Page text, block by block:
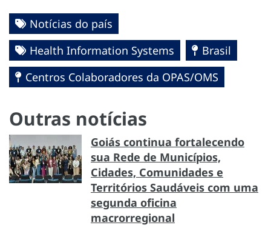
Notícias do país
Health Information Systems
Brasil
Centros Colaboradores da OPAS/OMS
Outras notícias
Goiás continua fortalecendo
sua Rede de Municípios,
Cidades, Comunidades e
Territórios Saudáveis com uma
segunda oficina
macrorregional